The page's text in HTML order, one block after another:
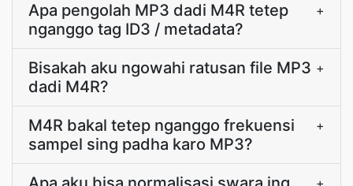
Apa pengolah MP3 dadi M4R tetep
nganggo tag ID3 / metadata?
+
Bisakah aku ngowahi ratusan file MP3
dadi M4R?
+
M4R bakal tetep nganggo frekuensi
sampel sing padha karo MP3?
+
+